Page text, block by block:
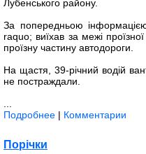
Лубенського району.
За попередньою
raquo; виїхав за межі
проїзну частину автодороги.
На щастя, 39-річний водій
не постраждали.
Подробнее | Комментарии
Порічки